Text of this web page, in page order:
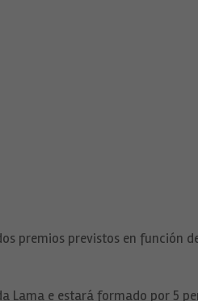
premios previstos en función
Lama e estará formado por 5